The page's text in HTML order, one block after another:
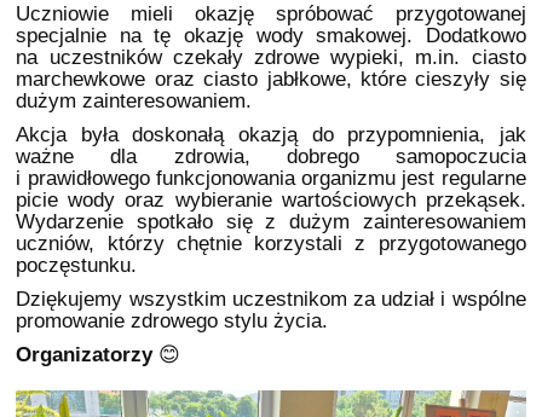
Uczniowie mieli okazję spróbować przygotowanej
specjalnie na tę okazję wody smakowej. Dodatkowo
na uczestników czekały zdrowe wypieki, m.in. ciasto
marchewkowe oraz ciasto jabłkowe, które cieszyły się
dużym zainteresowaniem.
Akcja była doskonałą okazją do przypomnienia, jak
ważne dla zdrowia, dobrego samopoczucia
i prawidłowego funkcjonowania organizmu jest regularne
picie wody oraz wybieranie wartościowych przekąsek.
Wydarzenie spotkało się z dużym zainteresowaniem
uczniów, którzy chętnie korzystali z przygotowanego
poczęstunku.
Dziękujemy wszystkim uczestnikom za udział i wspólne
promowanie zdrowego stylu życia.
Organizatorzy😊